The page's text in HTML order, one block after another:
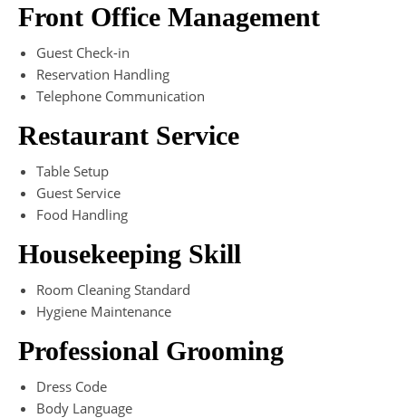
Front Office Management
Guest Check-in
Reservation Handling
Telephone Communication
Restaurant Service
Table Setup
Guest Service
Food Handling
Housekeeping Skill
Room Cleaning Standard
Hygiene Maintenance
Professional Grooming
Dress Code
Body Language